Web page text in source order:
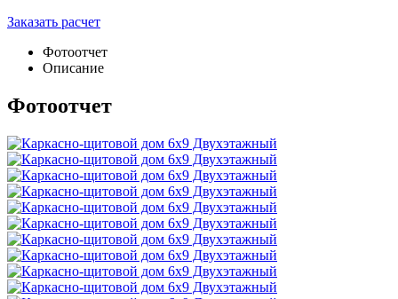
Заказать расчет
Фотоотчет
Описание
Фотоотчет